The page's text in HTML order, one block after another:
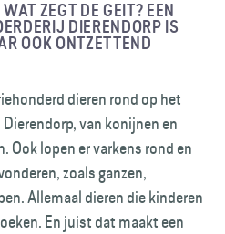
ZEGT DE GEIT? EEN
DIEREN­DORP IS
OOK ONTZETTEND
dieren rond op het
van konijnen en
Ook lopen er varkens rond en
zoals ganzen,
Allemaal dieren die kinderen
En juist dat maakt een